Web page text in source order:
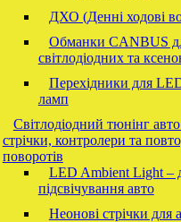
ДХО (Денні ходові
Обманки CANBUS
світлодіодних та
Перехідники для
ламп
Світлодіодний тюнінг
стрічки, контролери та
поворотів
LED Ambient Light –
підсвічування авто
Неонові стрічки для